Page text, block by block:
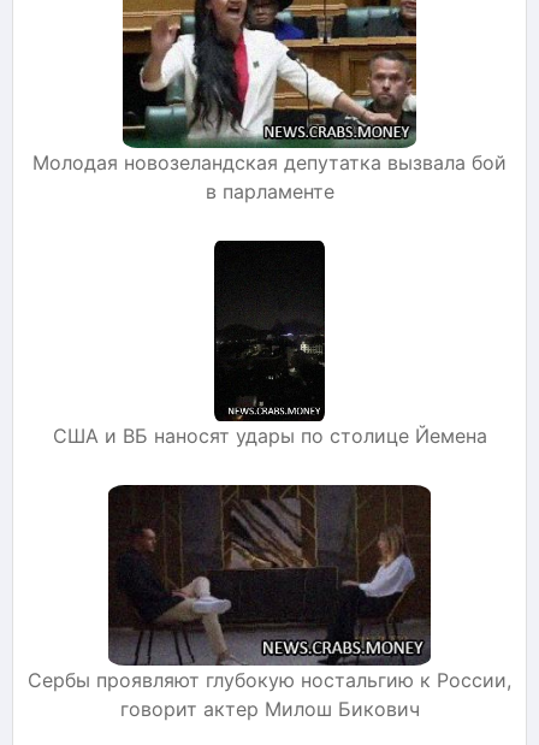
Молодая новозеландская депутатка вызвала бой
в парламенте
США и ВБ наносят удары по столице Йемена
Сербы проявляют глубокую ностальгию к России,
говорит актер Милош Бикович